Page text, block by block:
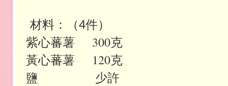
材料：（4件）
紫心蕃薯 300克
黃心蕃薯 120克
鹽 少許